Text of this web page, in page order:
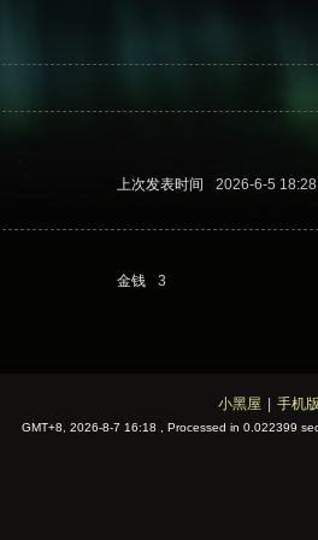
上次发表时间
2026-6-5 18:28
金钱
3
小黑屋 手机版
GMT+8, 2026-8-7 16:18 , Processed in 0.022399